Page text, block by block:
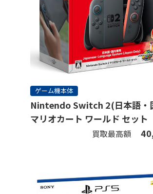
ゲーム機本体
Nintendo Switch 2(日本語・
マリオカート ワールド セット
買取最高額